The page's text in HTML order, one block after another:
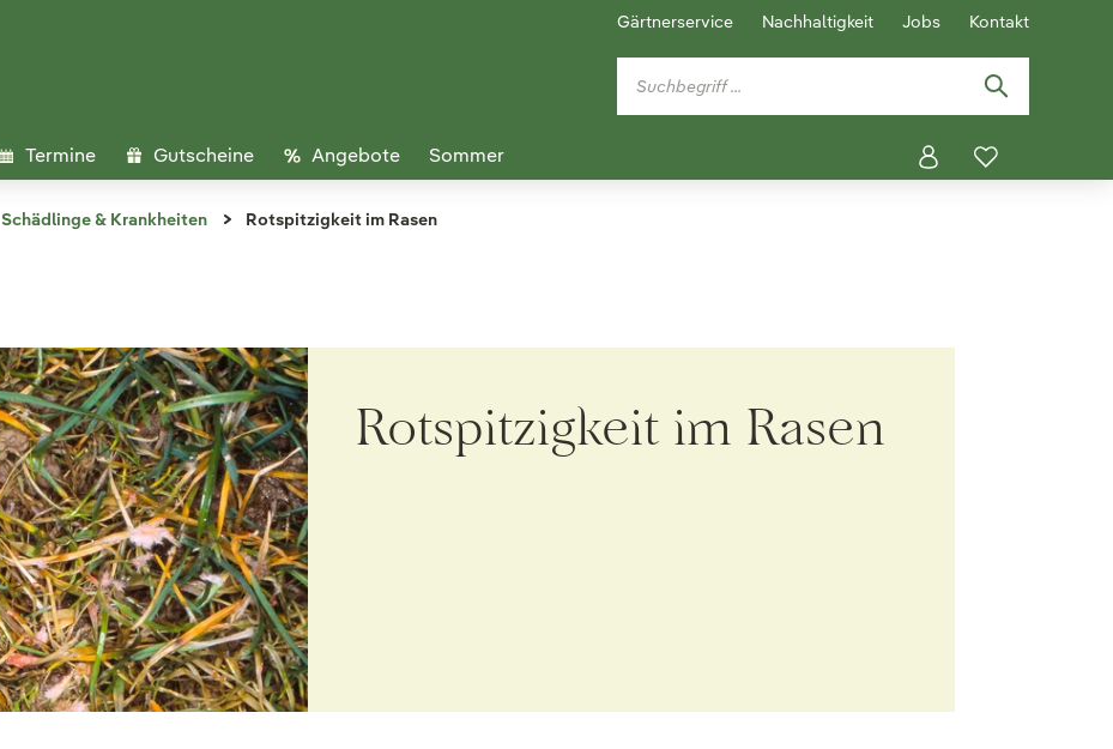
Gärtnerservice Nachhaltigkeit Jobs Kontakt
Termine Gutscheine Angebote Sommer
Schädlinge & Krankheiten Rotspitzigkeit im Rasen
Rotspitzigkeit im Rasen